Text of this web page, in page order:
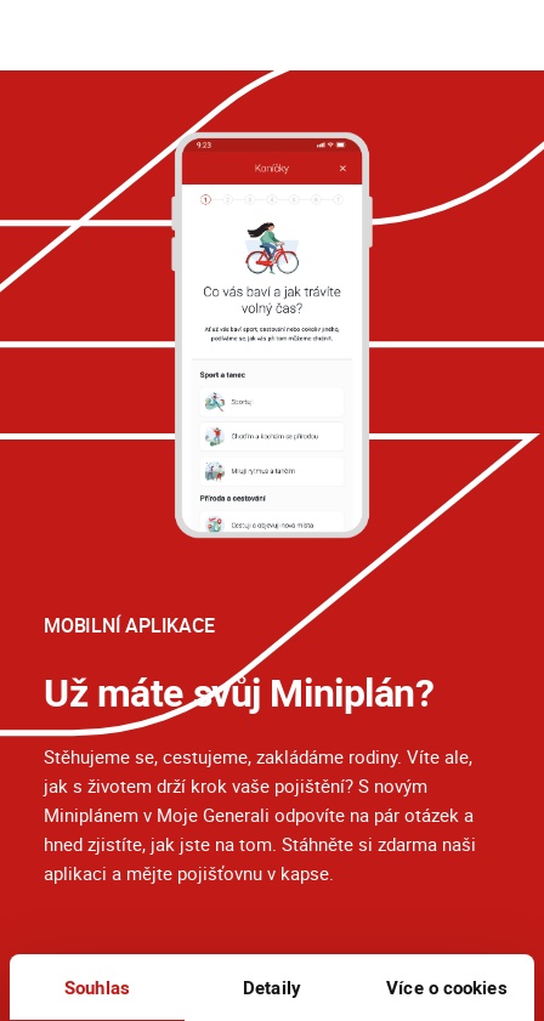
Souhlas Detaily Více o cookies
MOBILNÍ APLIKACE
Už máte svůj Miniplán?
Stěhujeme se, cestujeme, zakládáme rodiny. Víte ale,
jak s životem drží krok vaše pojištění? S novým
Miniplánem v Moje Generali odpovíte na pár otázek a
hned zjistíte, jak jste na tom. Stáhněte si zdarma naši
aplikaci a mějte pojišťovnu v kapse.